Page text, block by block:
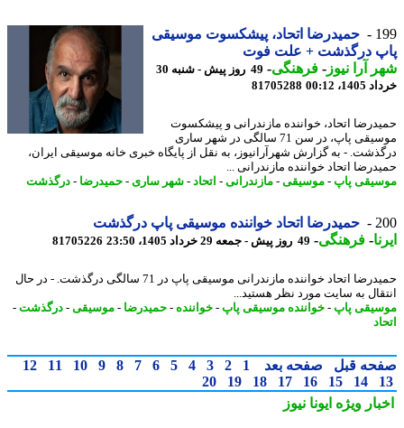
حمیدرضا اتحاد، پیشکسوت موسیقی
درگذشت + علت فوت
آرا نیوز-فرهنگی-
49 روز پیش - شنبه 30
00:12
81705288
اتحاد، خواننده مازندرانی و پیشکسوت
موسیقی پاپ، در سن 71 سالگی در شهر ساری
- به گزارش شهرآرانیوز، به نقل از پایگاه خبری خانه موسیقی ایران،
اتحاد خواننده مازندرانی ...
پاپ-موسیقی-مازندرانی- اتحاد -شهر ساری- حمیدرضا-درگذشت
حمیدرضا اتحاد خواننده موسیقی پاپ درگذشت
-فرهنگی-49 روز پیش - جمعه 29 خرداد 1405، 23:50 81705226
حمیدرضا اتحاد خواننده مازندرانی موسیقی پاپ در 71 سالگی درگذشت. - در ﺣﺎل
ﺑﻪ ﺳﺎﯾﺖ ﻣﻮرد ﻧﻈﺮ ﻫﺴﺘﯿﺪ...
پاپ-خواننده موسیقی پاپ-خواننده -حمیدرضا-موسیقی-درگذشت-
قبل صفحه بعد 1
2
3
4
5
6
7
8
9
10
11
12
14
15
16
17
18
19
20
ویژهایونا نیوز